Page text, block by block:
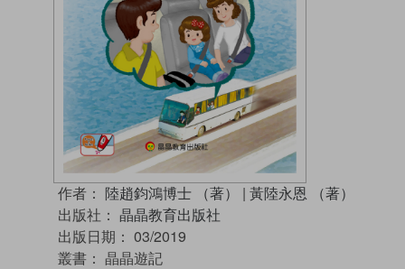
作者： 陸趙鈞鴻博士 （著） | 黃陸永恩 （著）
出版社： 晶晶教育出版社
出版日期： 03/2019
叢書： 晶晶遊記